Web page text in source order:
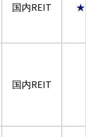
国内REIT
国内REIT